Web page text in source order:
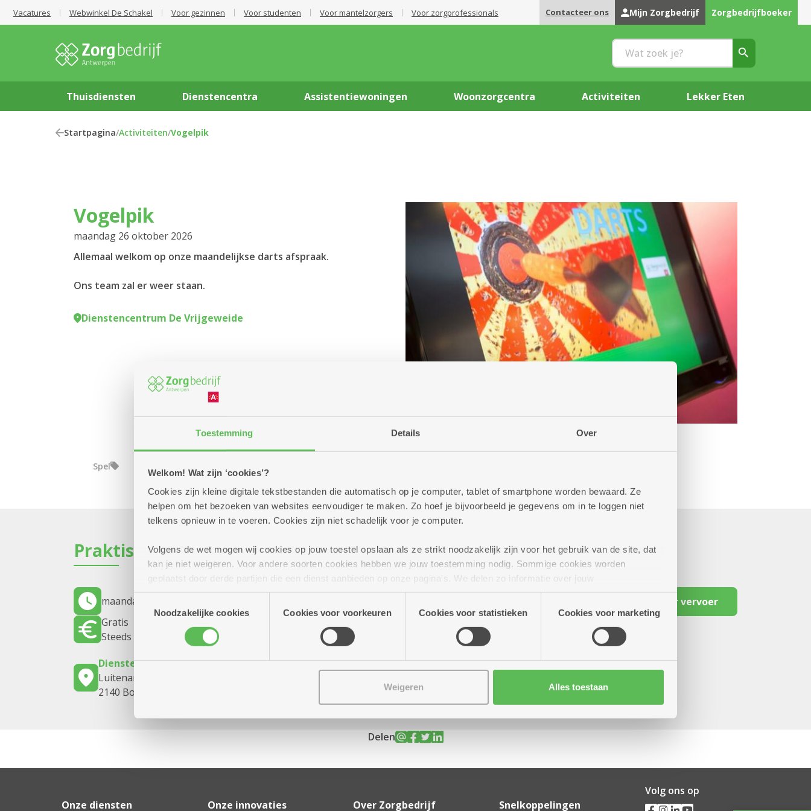
Toestemming Details Over
Welkom! Wat zijn ‘cookies’?
Cookies zijn kleine digitale tekstbestanden die automatisch op je computer, tablet of smartphone worden bewaard. Ze
helpen om het bezoeken van websites eenvoudiger te maken. Zo hoef je bijvoorbeeld je gegevens om in te loggen niet
telkens opnieuw in te voeren. Cookies zijn niet schadelijk voor je computer.
Volgens de wet mogen wij cookies op jouw toestel opslaan als ze strikt noodzakelijk zijn voor het gebruik van de site, dat
kan je niet weigeren. Voor andere soorten cookies hebben we jouw toestemming nodig. Sommige cookies worden
geplaatst door derde partijen die een dienst aanbieden op onze pagina's. We delen zo informatie over jouw
(geanonimiseerd) gebruik van onze site voor social media, advertenties en analyse. Deze partners kunnen deze gegevens
combineren met andere informatie die je aan hen verstrekte.
Toestemmingsselectie
Noodzakelijke cookies
Cookies voor voorkeuren Cookies voor statistieken Cookies voor marketing
Weigeren Alles toestaan
Vacatures Webwinkel De Schakel Voor gezinnen Voor studenten Voor mantelzorgers Voor zorgprofessionals Contacteer ons Mijn Zorgbedrijf Zorgbedrijfboeker
Thuisdiensten Dienstencentra Assistentiewoningen Woonzorgcentra Activiteiten Lekker Eten
Startpagina/Activiteiten/Vogelpik
Vogelpik
maandag 26 oktober 2026
Allemaal welkom op onze maandelijkse darts afspraak.
Ons team zal er weer staan.
Dienstencentrum De Vrijgeweide
Spel
Praktisch
maandag 26 oktober 2026
Gratis
Steeds lekkere smul verkrijgbaar.
Reserveer vervoer
Dienstencentrum De Vrijgeweide
Luitenant Lippenslaan 59
2140 Borgerhout
Delen
Onze diensten Onze innovaties Over Zorgbedrijf Snelkoppelingen
Volg ons op